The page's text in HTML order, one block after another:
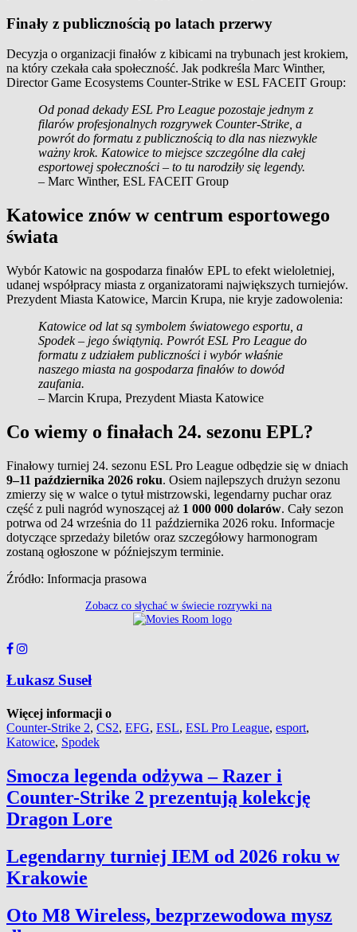
Finały z publicznością po latach przerwy
Decyzja o organizacji finałów z kibicami na trybunach jest krokiem,
na który czekała cała społeczność. Jak podkreśla Marc Winther,
Director Game Ecosystems Counter-Strike w ESL FACEIT Group:
Od ponad dekady ESL Pro League pozostaje jednym z
filarów profesjonalnych rozgrywek Counter-Strike, a
powrót do formatu z publicznością to dla nas niezwykle
ważny krok. Katowice to miejsce szczególne dla całej
esportowej społeczności – to tu narodziły się legendy.
– Marc Winther, ESL FACEIT Group
Katowice znów w centrum esportowego
świata
Wybór Katowic na gospodarza finałów EPL to efekt wieloletniej,
udanej współpracy miasta z organizatorami największych turniejów.
Prezydent Miasta Katowice, Marcin Krupa, nie kryje zadowolenia:
Katowice od lat są symbolem światowego esportu, a
Spodek – jego świątynią. Powrót ESL Pro League do
formatu z udziałem publiczności i wybór właśnie
naszego miasta na gospodarza finałów to dowód
zaufania.
– Marcin Krupa, Prezydent Miasta Katowice
Co wiemy o finałach 24. sezonu EPL?
Finałowy turniej 24. sezonu ESL Pro League odbędzie się w dniach
9–11 października 2026 roku. Osiem najlepszych drużyn sezonu
zmierzy się w walce o tytuł mistrzowski, legendarny puchar oraz
część z puli nagród wynoszącej aż 1 000 000 dolarów. Cały sezon
potrwa od 24 września do 11 października 2026 roku. Informacje
dotyczące sprzedaży biletów oraz szczegółowy harmonogram
zostaną ogłoszone w późniejszym terminie.
Źródło: Informacja prasowa
Zobacz co słychać w świecie rozrywki na
Łukasz Suseł
Więcej informacji o
Counter-Strike 2, CS2, EFG, ESL, ESL Pro League, esport,
Katowice, Spodek
Smocza legenda odżywa – Razer i
Counter-Strike 2 prezentują kolekcję
Dragon Lore
Legendarny turniej IEM od 2026 roku w
Krakowie
Oto M8 Wireless, bezprzewodowa mysz